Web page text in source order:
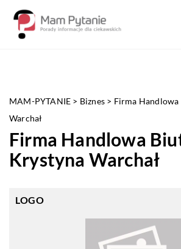
MAM-PYTANIE > Biznes > Firma
Warchał
Firma Handlowa
Krystyna Warchał
LOGO